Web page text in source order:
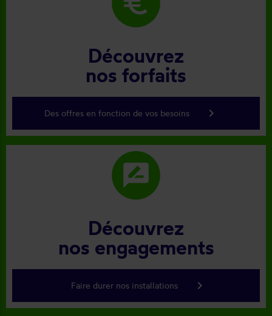
Découvrez
nos forfaits
Des offres en fonction de vos besoins keyboard_arrow_right
rate_review
Découvrez
nos engagements
Faire durer nos installations keyboard_arrow_right